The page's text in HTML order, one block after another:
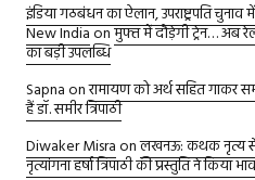
इंडिया गठबंधन का ऐलान, उपराष्ट्रपति चुनाव
New Indiaonमुफ्त में दौड़ेगी ट्रेन… अब
का बड़ी उपलब्धि
Sapnaonरामायण को अर्थ सहित गाकर
हैं डॉ. समीर त्रिपाठी
Diwaker Misraonलखनऊ: कथक नृत्य से
नृत्यांगना हर्षा त्रिपाठी की प्रस्तुति ने किया